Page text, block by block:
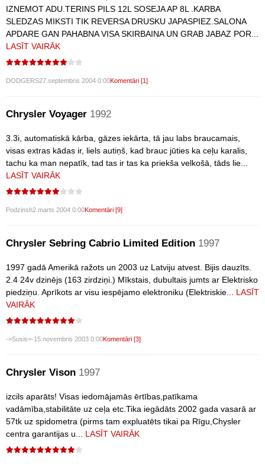
IZNEMOT ADU.TERINS PILS 12L SOSEJA AP 8L .KARBA
SLEDZAS MIKSTI TIK REVERSA DRUSKU JAPASPIEZ.SALONA
APDARE GAN PAHABNA VISA SKIRBAINA UN GRAB JABAZ POR...
LASĪT VAIRĀK
DODGERS27.septembris 2004 0:00Komentāri [1]
Chrysler Voyager 1992
3.3i, automatiskā kārba, gāzes iekārta, tā jau labs braucamais,
visas extras kādas ir, liels autiņš, kad brauc jūties ka ceļu karalis,
tachu ka man nepatīk, tad tas ir tas ka priekša velkošā, tāds lie...
LASĪT VAIRĀK
Podzinsh2.marts 2004 0:00Komentāri [9]
Chrysler Sebring Cabrio Limited Edition 1997
1997 gadā Amerikā ražots un 2003 uz Latviju atvest. Bijis dauzīts.
2.4 24v dzinējs (163 zirdziņi.) Mīkstais, dubultais jumts ar Elektrisko
piedziņu. Aprīkots ar visu iespējamo elektroniku (Elektriskie... LASĪT
VAIRĀK
-=Susis=-15.novembris 2003 0:00Komentāri [3]
Chrysler Vison 1997
izcils aparāts! Visas iedomājamās ērtības,patīkama
vadāmība,stabilitāte uz ceļa etc.Tika iegādāts 2002 gada vasarā ar
57tk uz spidometra (pirms tam expluatēts tikai pa Rīgu,Chysler
centra garantijas u... LASĪT VAIRĀK